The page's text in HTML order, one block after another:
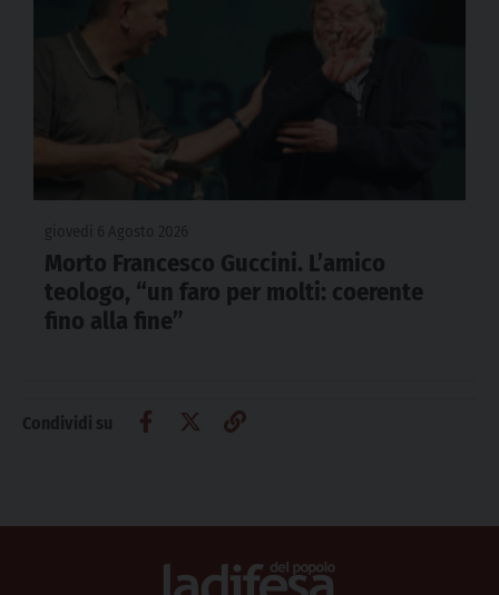
Morto Francesco Guccini. L’amico
teologo, “un faro per molti: coerente
fino alla fine”
Condividi su